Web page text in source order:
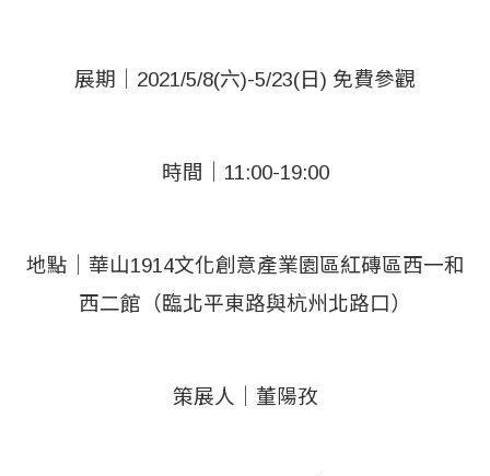
展期｜2021/5/8(六)-5/23(日) 免費參觀
時間｜11:00-19:00
地點｜華山1914文化創意產業園區紅磚區西一和
西二館（臨北平東路與杭州北路口）
策展人｜董陽孜